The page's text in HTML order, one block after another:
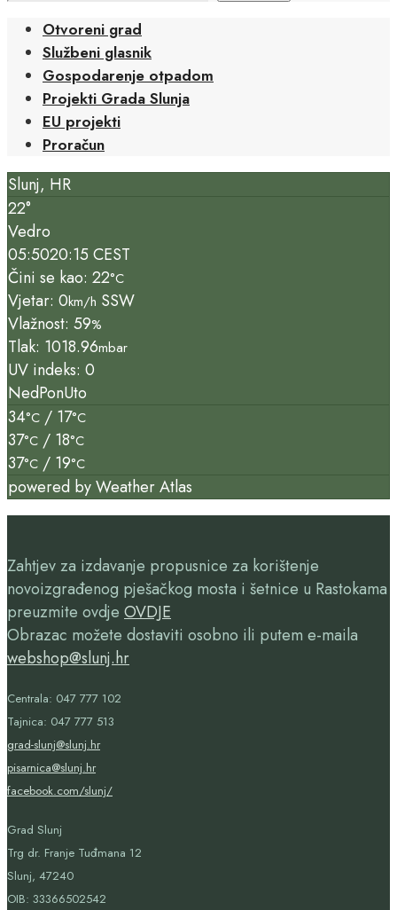
Otvoreni grad
Službeni glasnik
Gospodarenje otpadom
Projekti Grada Slunja
EU projekti
Proračun
Slunj, HR
22°
Vedro
05:5020:15 CEST
Čini se kao: 22°C
Vjetar: 0km/h SSW
Vlažnost: 59%
Tlak: 1018.96mbar
UV indeks: 0
NedPonUto
34°C / 17°C
37°C / 18°C
37°C / 19°C
powered byWeather Atlas
Zahtjev za izdavanje propusnice za korištenje
novoizgrađenog pješačkog mosta i šetnice u Rastokama
preuzmite ovdje OVDJE
Obrazac možete dostaviti osobno ili putem e-maila
webshop@slunj.hr
Centrala: 047 777 102
Tajnica: 047 777 513
grad-slunj@slunj.hr
pisarnica@slunj.hr
facebook.com/slunj/
Grad Slunj
Trg dr. Franje Tuđmana 12
Slunj, 47240
OIB: 33366502542